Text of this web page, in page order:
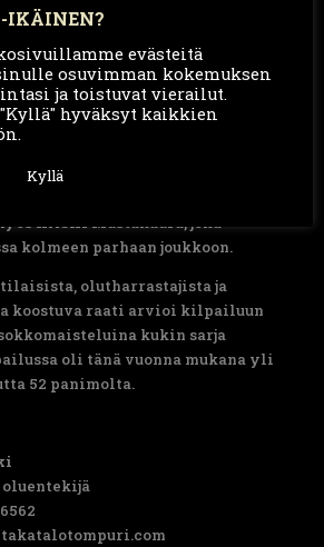
Lisäksi oluessa käytettäviä
tervaleppä sekä kataja.
aikaisemminkin kyseiselle
se voitti hopeaa European
Saksassa, joka on yksi
KASKI Mustakaura, joka
kolmeen parhaan joukkoon.
olutharrastajista ja
koostuva raati arvioi kilpailuun
kukin sarja
oli tänä vuonna mukana yli
52 panimolta.
oluentekijä
IKÄINEN?
evästeitä
osuvimman kokemuksen
ja toistuvat vierailut.
hyväksyt kaikkien
Kyllä